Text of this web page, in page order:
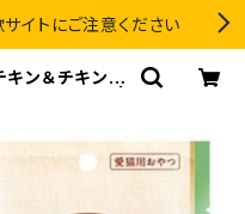
サイトにご注意ください
ン＆チキンレ